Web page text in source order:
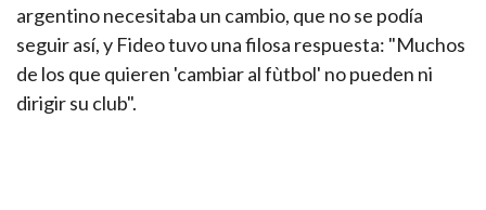
argentino necesitaba un cambio, que no se podía
seguir así, y Fideo tuvo una filosa respuesta: "Muchos
de los que quieren 'cambiar al fùtbol' no pueden ni
dirigir su club".